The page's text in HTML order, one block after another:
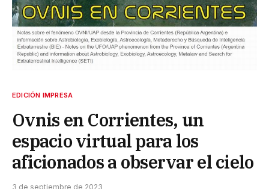
EDICIÓN IMPRESA
Ovnis en Corrientes, un
espacio virtual para los
aficionados a observar el cielo
3 de septiembre de 2023